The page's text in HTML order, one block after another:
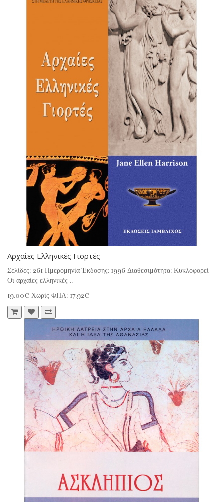
Αρχαίες Ελληνικές Γιορτές
Σελίδες: 261 Ημερομηνία Έκδοσης: 1996 Διαθεσιμότητα: Κυκλοφορεί
Οι αρχαίες ελληνικές ..
19.00€ Χωρίς ΦΠΑ: 17.92€